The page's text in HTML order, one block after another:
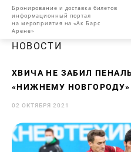
Бронирование и доставка билетов
информационный портал
на мероприятия на «Ак Барс
Арене»
НОВОСТИ
ХВИЧА НЕ ЗАБИЛ
«НИЖНЕМУ НОВГОРОДУ»
02 ОКТЯБРЯ 2021